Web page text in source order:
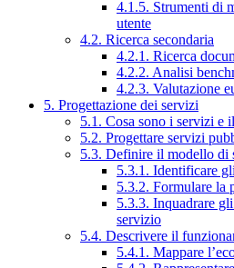
4.1.5. Strumenti di
utente
4.2. Ricerca secondaria
4.2.1. Ricerca
4.2.2. Analisi
4.2.3. Valutazione
5. Progettazione dei servizi
5.1. Cosa sono i servizi e
5.2. Progettare servizi
5.3. Definire il modello di
5.3.1. Identificare
5.3.2. Formulare la
5.3.3. Inquadrare
servizio
5.4. Descrivere il
5.4.1. Mappare